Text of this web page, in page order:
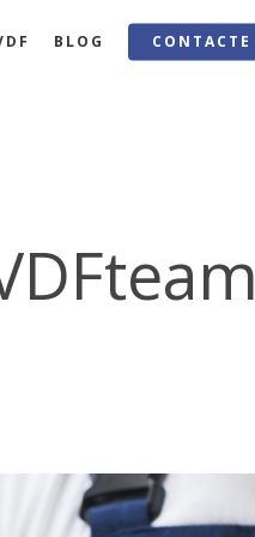
BLOG CONTACTE